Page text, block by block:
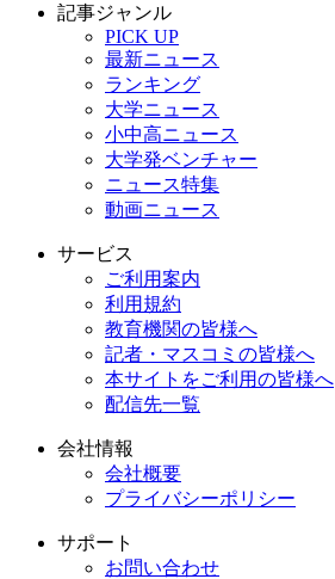
記事ジャンル
PICK UP
最新ニュース
ランキング
大学ニュース
小中高ニュース
大学発ベンチャー
ニュース特集
動画ニュース
サービス
ご利用案内
利用規約
教育機関の皆様へ
記者・マスコミの皆様へ
本サイトをご利用の皆様へ
配信先一覧
会社情報
会社概要
プライバシーポリシー
サポート
お問い合わせ